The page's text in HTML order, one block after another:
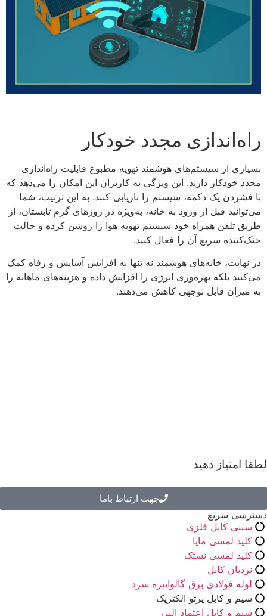
راه‌اندازی مجدد خودکار
بسیاری از سیستم‌های هوشمند تهویه مطبوع قابلیت راه‌اندازی
مجدد خودکار دارند. این ویژگی به کاربران این امکان را می‌دهد که
با فشردن یک دکمه، سیستم را بازیابی کنند. به این ترتیب، شما
می‌توانید قبل از ورود به خانه، به‌ویژه در روزهای گرم تابستان، از
طریق تلفن همراه خود سیستم تهویه هوا را روشن کرده و حالت
خنک‌کننده سریع آن را فعال کنید.
در نهایت، خانه‌های هوشمند نه تنها به افزایش آسایش و رفاه کمک
می‌کنند بلکه بهره‌وری انرژی را افزایش داده و هزینه‌های ماهانه را
به میزان قابل توجهی کاهش می‌دهند.
لطفا امتیاز دهید
جهت ارتباط باما
دسترسی سریع
سینی کابل فلزی
کلید لمسی مایا
کلید لمسی نستک
نردبان کابل
لوله فولادی برق گالوانیزه سرد
سیم و کابل پرتو الکتریک
سیم و کابل اعتماد البرز